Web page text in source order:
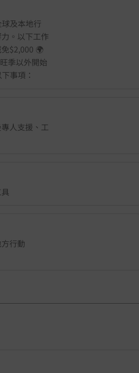
及本地行
。以下工作
$2,000 🌍
季以外開始
事項：
人支援、工
行動